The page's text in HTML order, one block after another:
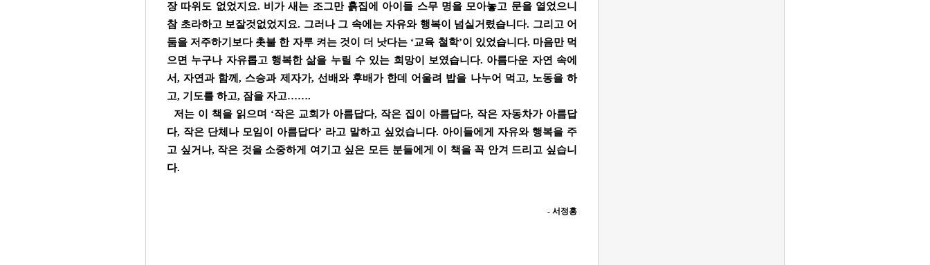
장 따위도 없었지요. 비가 새는 조그만 흙집에 아이들 스무 명을 모아놓고 문을 열었으니
참 초라하고 보잘것없었지요. 그러나 그 속에는 자유와 행복이 넘실거렸습니다. 그리고 어
둠을 저주하기보다 촛불 한 자루 켜는 것이 더 낫다는 ‘교육 철학’이 있었습니다. 마음만 먹
으면 누구나 자유롭고 행복한 삶을 누릴 수 있는 희망이 보였습니다. 아름다운 자연 속에
서, 자연과 함께, 스승과 제자가, 선배와 후배가 한데 어울려 밥을 나누어 먹고, 노동을 하
고, 기도를 하고, 잠을 자고…….
저는 이 책을 읽으며 ‘작은 교회가 아름답다, 작은 집이 아름답다, 작은 자동차가 아름답
다, 작은 단체나 모임이 아름답다’ 라고 말하고 싶었습니다. 아이들에게 자유와 행복을 주
고 싶거나, 작은 것을 소중하게 여기고 싶은 모든 분들에게 이 책을 꼭 안겨 드리고 싶습니
다.
- 서정홍